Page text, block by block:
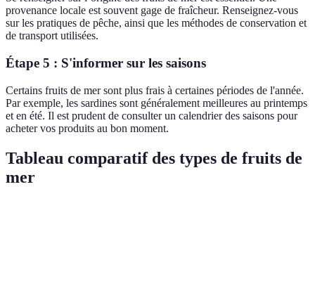
provenance locale est souvent gage de fraîcheur. Renseignez-vous
sur les pratiques de pêche, ainsi que les méthodes de conservation et
de transport utilisées.
Étape 5 : S'informer sur les saisons
Certains fruits de mer sont plus frais à certaines périodes de l'année.
Par exemple, les sardines sont généralement meilleures au printemps
et en été. Il est prudent de consulter un calendrier des saisons pour
acheter vos produits au bon moment.
Tableau comparatif des types de fruits de
mer